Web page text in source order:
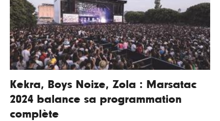
Kekra, Boys Noize, Zola : Marsatac
2024 balance sa programmation
complète